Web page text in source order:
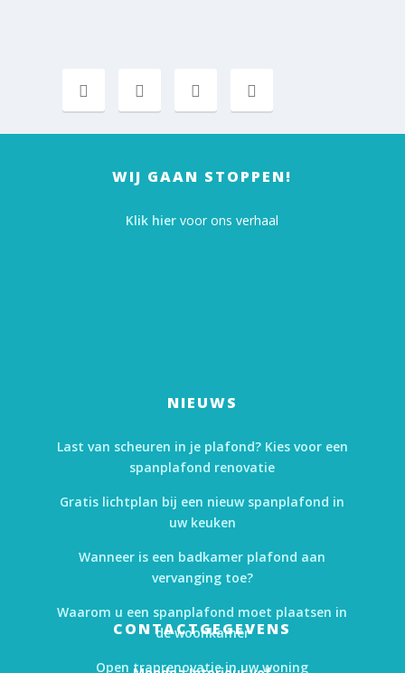
WIJ GAAN STOPPEN!
Klik hier voor ons verhaal
NIEUWS
Last van scheuren in je plafond? Kies voor een
spanplafond renovatie
Gratis lichtplan bij een nieuw spanplafond in
uw keuken
Wanneer is een badkamer plafond aan
vervanging toe?
Waarom u een spanplafond moet plaatsen in
de woonkamer
Open traprenovatie in uw woning
CONTACTGEGEVENS